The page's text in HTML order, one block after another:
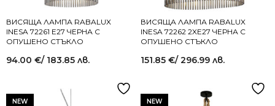
ВИСЯЩА ЛАМПА RABALUX
INESA 72261 E27 ЧЕРНА С
ОПУШЕНО СТЪКЛО
94.00 €/ 183.85 лв.
ВИСЯЩА ЛАМПА RABALUX
INESA 72262 2XE27 ЧЕРНА С
ОПУШЕНО СТЪКЛО
151.85 €/ 296.99 лв.
NEW NEW